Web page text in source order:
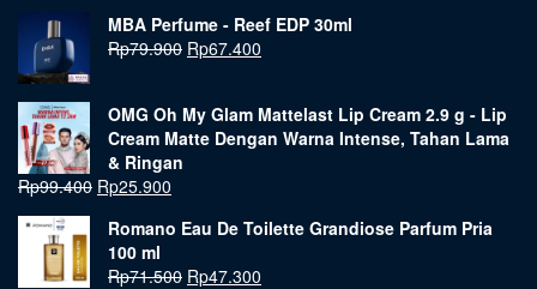
MBA Perfume - Reef EDP 30ml
Rp79.900 Rp67.400
OMG Oh My Glam Mattelast Lip Cream 2.9 g - Lip
Cream Matte Dengan Warna Intense, Tahan Lama
& Ringan
Rp99.400 Rp25.900
Romano Eau De Toilette Grandiose Parfum Pria
100 ml
Rp71.500 Rp47.300